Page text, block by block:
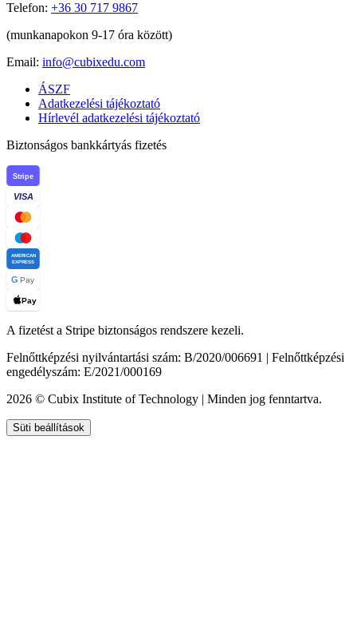
Telefon: +36 30 717 9867
(munkanapokon 9-17 óra között)
Email: info@cubixedu.com
ÁSZF
Adatkezelési tájékoztató
Hírlevél adatkezelési tájékoztató
Biztonságos bankkártyás fizetés
Stripe
VISA
AMERICAN
EXPRESS
G Pay
Pay
A fizetést a Stripe biztonságos rendszere kezeli.
Felnőttképzési nyilvántartási szám: B/2020/006691 | Felnőttképzési
engedélyszám: E/2021/000169
2026 © Cubix Institute of Technology | Minden jog fenntartva.
Süti beállítások